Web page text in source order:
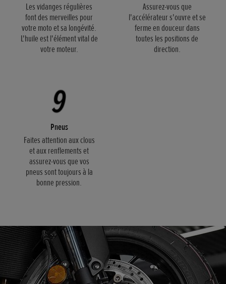
Les vidanges régulières
font des merveilles pour
votre moto et sa longévité.
L'huile est l'élément vital de
votre moteur.
Assurez-vous que
l'accélérateur s'ouvre et se
ferme en douceur dans
toutes les positions de
direction.
Pneus
Faites attention aux clous
et aux renflements et
assurez-vous que vos
pneus sont toujours à la
bonne pression.